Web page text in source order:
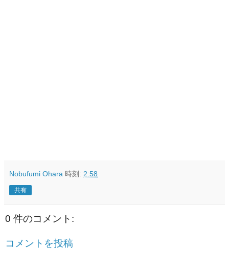
Nobufumi Ohara 時刻: 2:58
共有
0 件のコメント:
コメントを投稿